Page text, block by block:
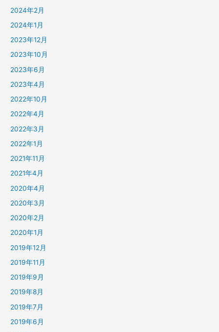
2024年2月
2024年1月
2023年12月
2023年10月
2023年6月
2023年4月
2022年10月
2022年4月
2022年3月
2022年1月
2021年11月
2021年4月
2020年4月
2020年3月
2020年2月
2020年1月
2019年12月
2019年11月
2019年9月
2019年8月
2019年7月
2019年6月